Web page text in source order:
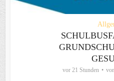
vor 21 Stunden von